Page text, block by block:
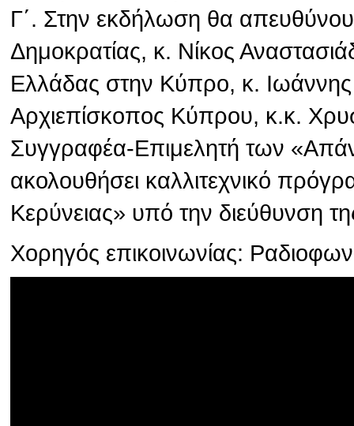
Γ΄. Στην εκδήλωση θα
Δημοκρατίας, κ. Νίκος
Ελλάδας στην Κύπρο, κ.
Αρχιεπίσκοπος Κύπρου, κ.κ.
Συγγραφέα-Επιμελητή των
ακολουθήσει καλλιτεχνικό
Κερύνειας» υπό την διεύθυνση
Χορηγός επικοινωνίας: